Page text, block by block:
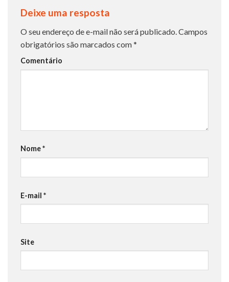
Deixe uma resposta
O seu endereço de e-mail não será publicado.Campos
obrigatórios são marcados com*
Comentário
Nome*
E-mail *
Site